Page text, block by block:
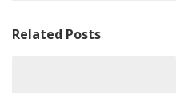
Related Posts